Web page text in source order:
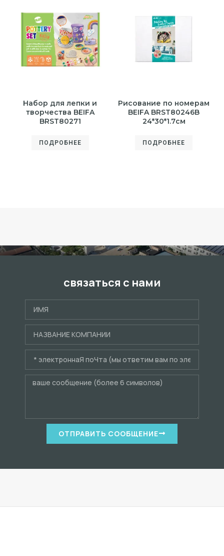
Набор для лепки и
творчества BEIFA
BRST80271
ПОДРОБНЕЕ
Рисование по номерам
BEIFA BRST80246B
24*30*1.7см
ПОДРОБНЕЕ
связаться с нами
ОТПРАВИТЬ СООБЩЕНИЕ